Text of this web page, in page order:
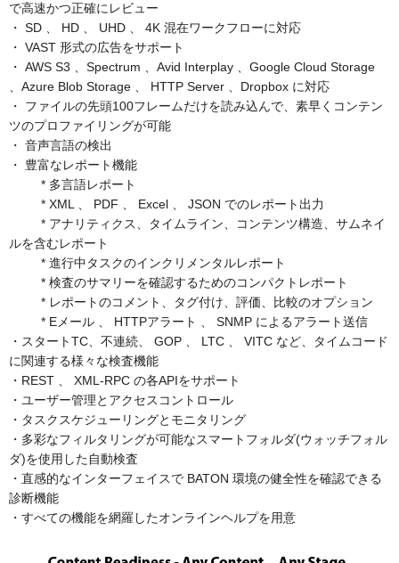
で高速かつ正確にレビュー
・ SD 、 HD 、 UHD 、 4K 混在ワークフローに対応
・ VAST 形式の広告をサポート
・ AWS S3 、Spectrum 、Avid Interplay 、Google Cloud Storage
、Azure Blob Storage 、 HTTP Server 、Dropbox に対応
・ ファイルの先頭100フレームだけを読み込んで、素早くコンテン
ツのプロファイリングが可能
・ 音声言語の検出
・ 豊富なレポート機能
* 多言語レポート
* XML 、 PDF 、 Excel 、 JSON でのレポート出力
* アナリティクス、タイムライン、コンテンツ構造、サムネイ
ルを含むレポート
* 進行中タスクのインクリメンタルレポート
* 検査のサマリーを確認するためのコンパクトレポート
* レポートのコメント、タグ付け、評価、比較のオプション
* Eメール 、 HTTPアラート 、 SNMP によるアラート送信
・スタートTC、不連続、 GOP 、 LTC 、 VITC など、タイムコード
に関連する様々な検査機能
・REST 、 XML-RPC の各APIをサポート
・ユーザー管理とアクセスコントロール
・タスクスケジューリングとモニタリング
・多彩なフィルタリングが可能なスマートフォルダ(ウォッチフォル
ダ)を使用した自動検査
・直感的なインターフェイスで BATON 環境の健全性を確認できる
診断機能
・すべての機能を網羅したオンラインヘルプを用意